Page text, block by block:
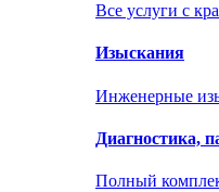
Все услуги с
Изыскания
Инженерные
Диагностика,
Полный